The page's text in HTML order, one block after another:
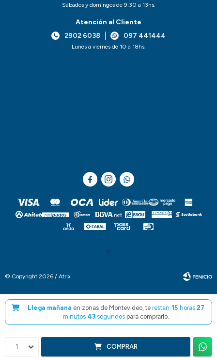
Llega mañana en zonas de Montevideo, te restan 15 horas 27
minutos 42 segundos para comprarlo.
1 COMPRAR
Sábados y domingos de 9:30 a 13hs.
Atención al Cliente
2902 6038
097 441444
Lunes a viernes de 10 a 18hs.
  
© Copyright 2026 / Atrix
Fenicio